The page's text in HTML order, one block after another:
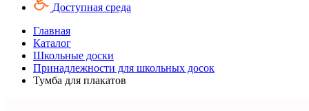
Доступная среда
Главная
Каталог
Школьные доски
Принадлежности для школьных досок
Тумба для плакатов